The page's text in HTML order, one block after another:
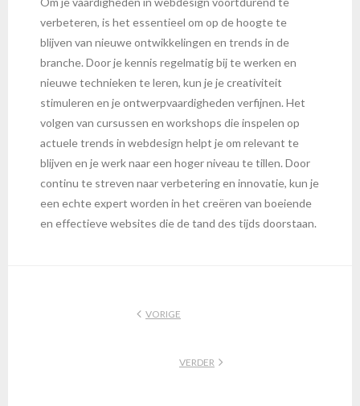
verbeteren, is het essentieel om op de hoogte te
blijven van nieuwe ontwikkelingen en trends in de
branche. Door je kennis regelmatig bij te werken en
nieuwe technieken te leren, kun je je creativiteit
stimuleren en je ontwerpvaardigheden verfijnen. Het
volgen van cursussen en workshops die inspelen op
actuele trends in webdesign helpt je om relevant te
blijven en je werk naar een hoger niveau te tillen. Door
continu te streven naar verbetering en innovatie, kun je
een echte expert worden in het creëren van boeiende
en effectieve websites die de tand des tijds doorstaan.
VORIGE
VERDER